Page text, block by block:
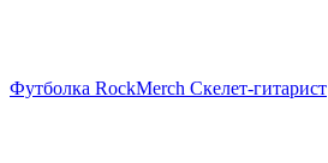
Футболка RockMerch Скелет-гитарист